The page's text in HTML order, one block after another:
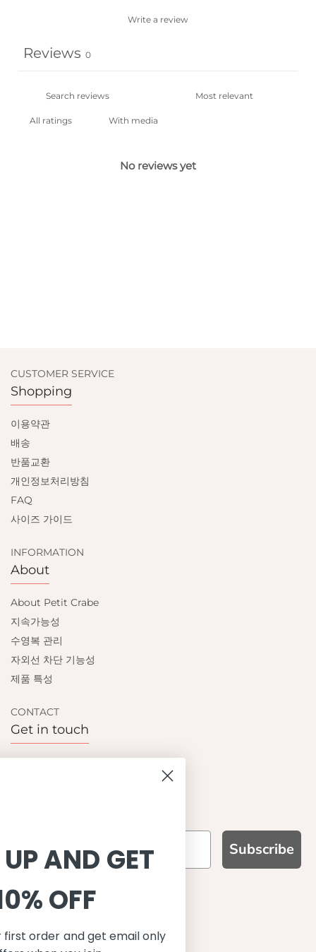
Write a review
Reviews 0
With media
No reviews yet
CUSTOMER SERVICE
Shopping
이용약관
배송
반품교환
개인정보처리방침
FAQ
사이즈 가이드
INFORMATION
About
About Petit Crabe
지속가능성
수영복 관리
자외선 차단 기능성
제품 특성
CONTACT
Get in touch
Subscribe
WHY CHOOSE US?
기능성과 품질, 그리고 디자인
UPF 50+ 최고 수준 UV 차단 성능
SIGN UP AND GET
10% OFF
Save on your first order and get email only